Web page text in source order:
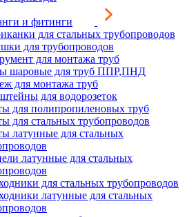
и фитинги
для стальных трубопроводов
для трубопроводов
для монтажа труб
шаровые для труб ППР,ПНД
для монтажа труб
для водорозеток
для полипропиленовых труб
для стальных трубопроводов
латунные для стальных
латунные для стальных
для стальных трубопроводов
латунные для стальных